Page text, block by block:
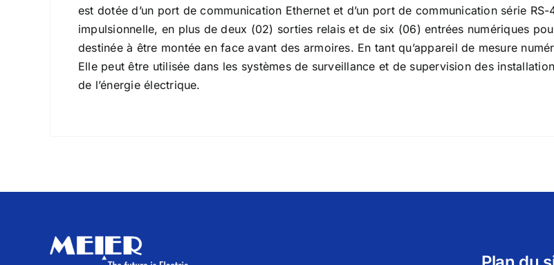
est dotée d’un port de communication Ethernet et d’un port de communication série
impulsionnelle, en plus de deux (02) sorties relais et de six (06) entrées numériques
destinée à être montée en face avant des armoires. En tant qu’appareil de mesure
Elle peut être utilisée dans les systèmes de surveillance et de supervision des
de l’énergie électrique.